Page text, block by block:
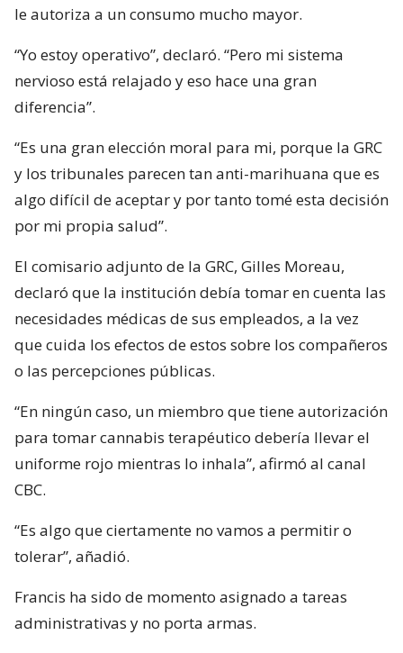
le autoriza a un consumo mucho mayor.
“Yo estoy operativo”, declaró. “Pero mi sistema
nervioso está relajado y eso hace una gran
diferencia”.
“Es una gran elección moral para mi, porque la GRC
y los tribunales parecen tan anti-marihuana que es
algo difícil de aceptar y por tanto tomé esta decisión
por mi propia salud”.
El comisario adjunto de la GRC, Gilles Moreau,
declaró que la institución debía tomar en cuenta las
necesidades médicas de sus empleados, a la vez
que cuida los efectos de estos sobre los compañeros
o las percepciones públicas.
“En ningún caso, un miembro que tiene autorización
para tomar cannabis terapéutico debería llevar el
uniforme rojo mientras lo inhala”, afirmó al canal
CBC.
“Es algo que ciertamente no vamos a permitir o
tolerar”, añadió.
Francis ha sido de momento asignado a tareas
administrativas y no porta armas.